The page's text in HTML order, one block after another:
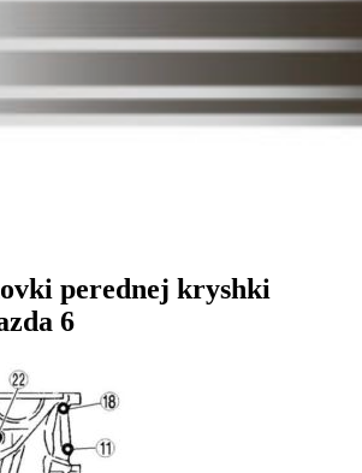
perednej kryshki
6